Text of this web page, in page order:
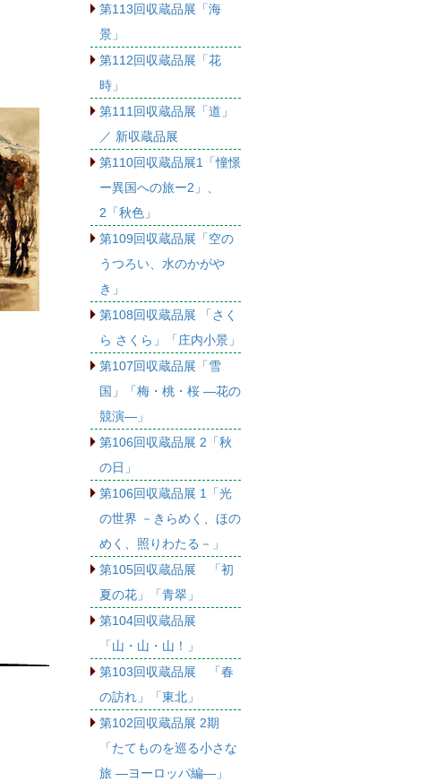
第113回収蔵品展「海
景」
第112回収蔵品展「花
時」
第111回収蔵品展「道」
／ 新収蔵品展
第110回収蔵品展1「憧憬
ー異国への旅ー2」、
2「秋色」
第109回収蔵品展「空の
うつろい、水のかがや
き」
第108回収蔵品展 「さく
ら さくら」「庄内小景」
第107回収蔵品展「雪
国」「梅・桃・桜 ―花の
競演―」
第106回収蔵品展 2「秋
の日」
第106回収蔵品展 1「光
の世界 －きらめく、ほの
めく、照りわたる－」
第105回収蔵品展 「初
夏の花」「青翠」
第104回収蔵品展
「山・山・山！」
第103回収蔵品展 「春
の訪れ」「東北」
第102回収蔵品展 2期
「たてものを巡る小さな
旅 ―ヨーロッパ編―」